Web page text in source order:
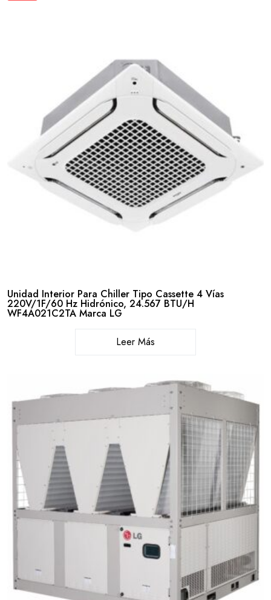
Unidad Interior Para Chiller Tipo Cassette 4 Vías
220V/1F/60 Hz Hidrónico, 24.567 BTU/H
WF4A021C2TA Marca LG
Leer Más